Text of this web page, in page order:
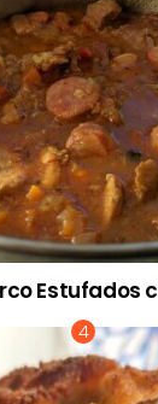
Estufados